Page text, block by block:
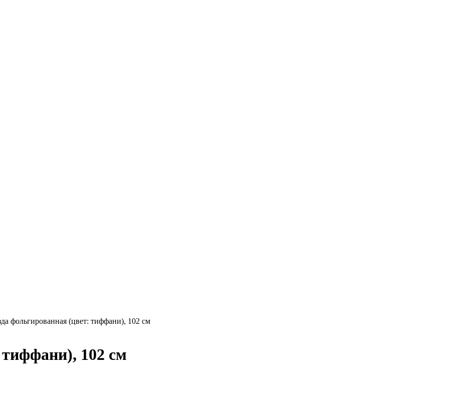
фольгированная (цвет: тиффани), 102 см
тиффани), 102 см